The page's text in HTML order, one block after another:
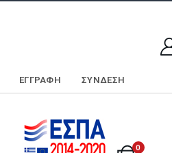
ΕΓΓΡΑΦΗ ΣΎΝΔΕΣΗ
0